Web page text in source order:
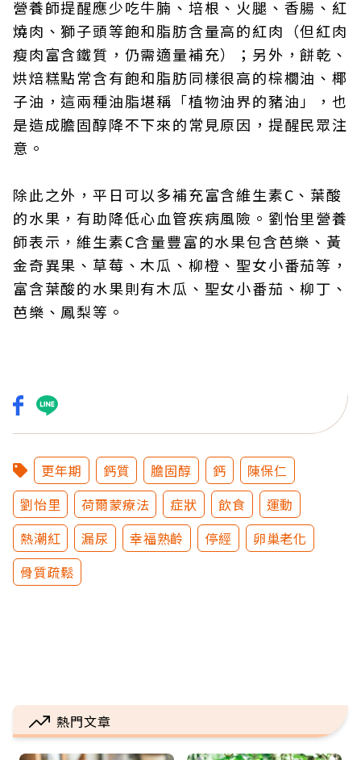
營養師提醒應少吃牛腩、培根、火腿、香腸、紅
燒肉、獅子頭等飽和脂肪含量高的紅肉（但紅肉
瘦肉富含鐵質，仍需適量補充）；另外，餅乾、
烘焙糕點常含有飽和脂肪同樣很高的棕櫚油、椰
子油，這兩種油脂堪稱「植物油界的豬油」，也
是造成膽固醇降不下來的常見原因，提醒民眾注
意。
除此之外，平日可以多補充富含維生素C、葉酸
的水果，有助降低心血管疾病風險。劉怡里營養
師表示，維生素C含量豐富的水果包含芭樂、黃
金奇異果、草莓、木瓜、柳橙、聖女小番茄等，
富含葉酸的水果則有木瓜、聖女小番茄、柳丁、
芭樂、鳳梨等。
更年期 鈣質 膽固醇 鈣
陳保仁
劉怡里
荷爾蒙療法 症狀 飲食
運動
熱潮紅
漏尿 幸福熟齡 停經
卵巢老化
骨質疏鬆
熱門文章